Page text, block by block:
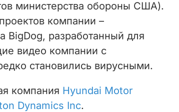
министерства обороны США).
компании –
BigDog, разработанный для
видео компании с
становились вирусными.
компания Hyundai Motor
Dynamics Inc.